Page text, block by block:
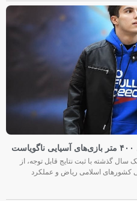
گذشته با ثبت نتایج قابل توجه، از
اسلامی ریاض و عملکرد